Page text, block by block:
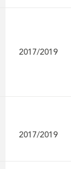
2017/2019
2017/2019